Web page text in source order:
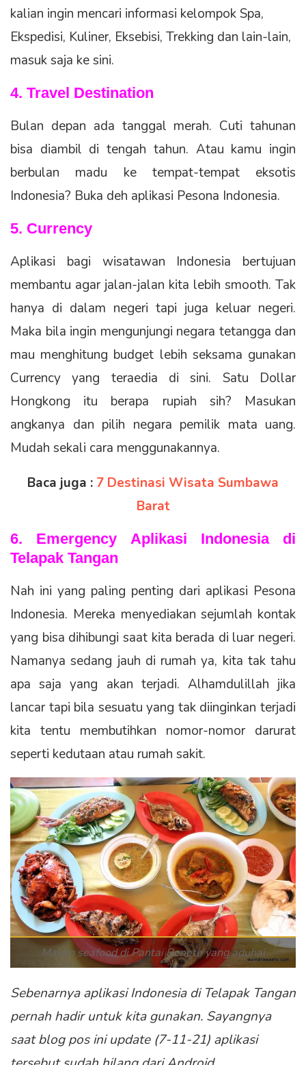
kalian ingin mencari informasi kelompok Spa,
Ekspedisi, Kuliner, Eksebisi, Trekking dan lain-lain,
masuk saja ke sini.
4. Travel Destination
Bulan depan ada tanggal merah. Cuti tahunan
bisa diambil di tengah tahun. Atau kamu ingin
berbulan madu ke tempat-tempat eksotis
Indonesia? Buka deh aplikasi Pesona Indonesia.
5. Currency
Aplikasi bagi wisatawan Indonesia bertujuan
membantu agar jalan-jalan kita lebih smooth. Tak
hanya di dalam negeri tapi juga keluar negeri.
Maka bila ingin mengunjungi negara tetangga dan
mau menghitung budget lebih seksama gunakan
Currency yang teraedia di sini. Satu Dollar
Hongkong itu berapa rupiah sih? Masukan
angkanya dan pilih negara pemilik mata uang.
Mudah sekali cara menggunakannya.
Baca juga : 7 Destinasi Wisata Sumbawa
Barat
6. Emergency Aplikasi Indonesia di
Telapak Tangan
Nah ini yang paling penting dari aplikasi Pesona
Indonesia. Mereka menyediakan sejumlah kontak
yang bisa dihibungi saat kita berada di luar negeri.
Namanya sedang jauh di rumah ya, kita tak tahu
apa saja yang akan terjadi. Alhamdulillah jika
lancar tapi bila sesuatu yang tak diinginkan terjadi
kita tentu membutihkan nomor-nomor darurat
seperti kedutaan atau rumah sakit.
Makan seafood di Pantai Benete yang aduhai
Sebenarnya aplikasi Indonesia di Telapak Tangan
pernah hadir untuk kita gunakan. Sayangnya
saat blog pos ini update (7-11-21) aplikasi